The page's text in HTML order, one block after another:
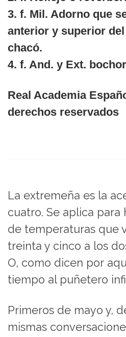
3. f. Mil. Adorno que
anterior y superior
chacó.
4. f. And. y Ext.
Real Academia
derechos reservados
La extremeña es la
cuatro. Se aplica para
de temperaturas que
treinta y cinco a los
O, como dicen por
tiempo al puñetero
Primeros de mayo y,
mismas